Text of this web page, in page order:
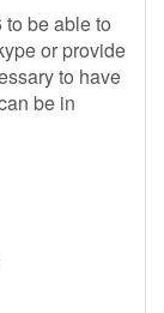
be able to
or provide
to have
be in